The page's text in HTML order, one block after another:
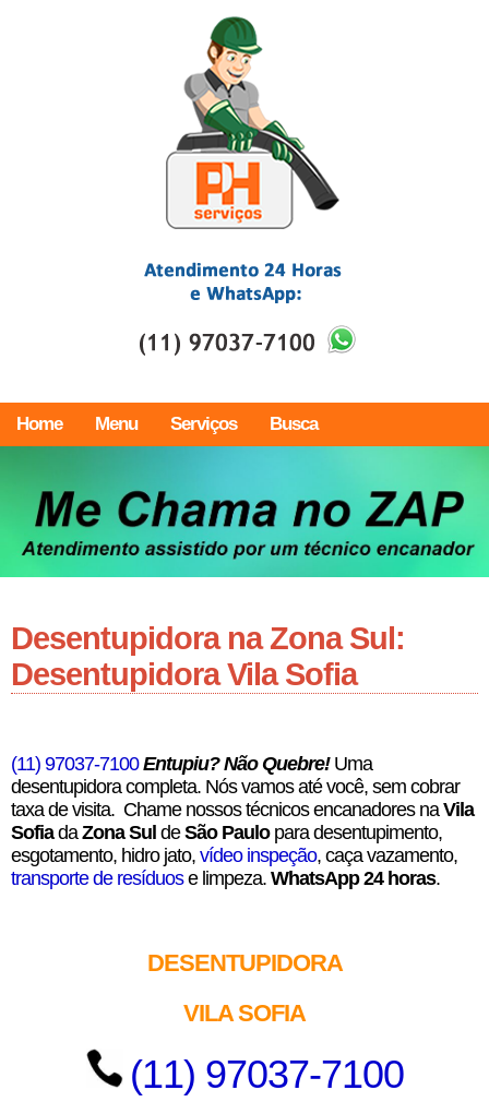
Home Menu Serviços Busca
Desentupidora na Zona Sul:
Desentupidora Vila Sofia
(11) 97037-7100Entupiu? Não Quebre! Uma
desentupidora completa. Nós vamos até você, sem cobrar
taxa de visita. Chame nossos técnicos encanadores naVila
SofiadaZona Sul deSão Paulopara desentupimento,
esgotamento, hidro jato, vídeo inspeção, caça vazamento,
transporte de resíduose limpeza. WhatsApp 24 horas.
DESENTUPIDORA
VILA SOFIA
(11) 97037-7100